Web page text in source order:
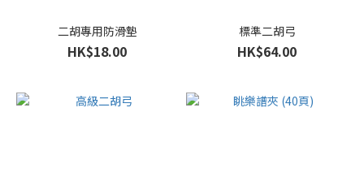
二胡專用防滑墊
HK$18.00
標準二胡弓
HK$64.00